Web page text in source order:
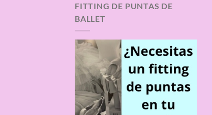
FITTING DE PUNTAS DE
BALLET